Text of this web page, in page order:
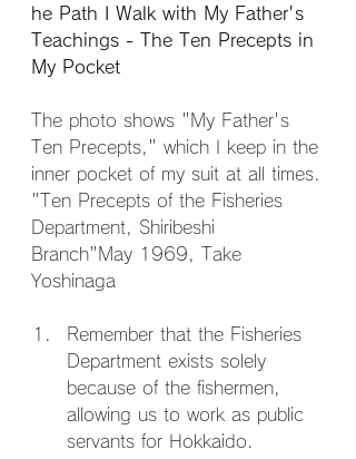
he Path I Walk with My Father's
Teachings - The Ten Precepts in
My Pocket
The photo shows "My Father's
Ten Precepts," which I keep in the
inner pocket of my suit at all times.
"Ten Precepts of the Fisheries
Department, Shiribeshi
Branch"May 1969, Take
Yoshinaga
Remember that the Fisheries
Department exists solely
because of the fishermen,
allowing us to work as public
servants for Hokkaido.